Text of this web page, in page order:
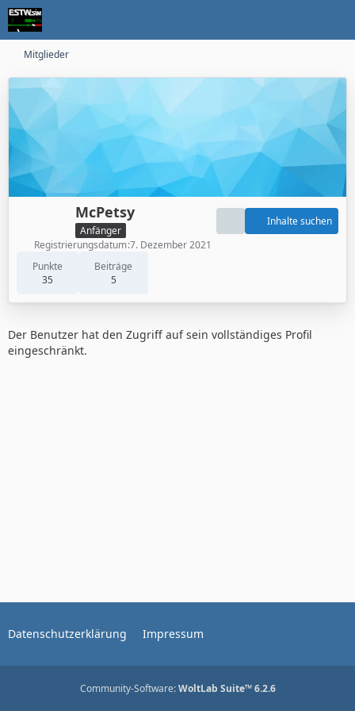
Mitglieder
McPetsy
Anfänger
Punkte
35
Beiträge
5
Inhalte suchen
Registrierungsdatum 7. Dezember 2021
Der Benutzer hat den Zugriff auf sein vollständiges Profil
eingeschränkt.
Datenschutzerklärung Impressum
Community-Software:WoltLab Suite™ 6.2.6